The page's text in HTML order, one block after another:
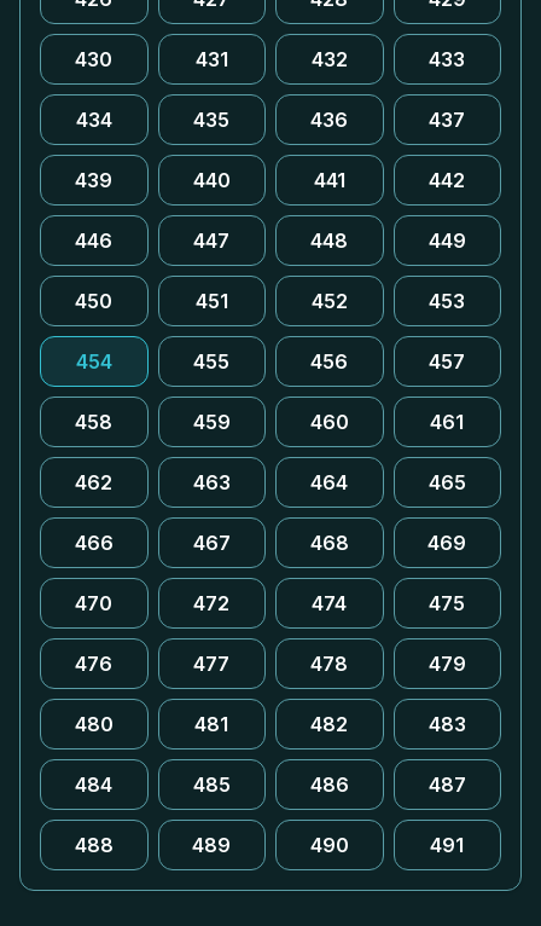
430 431 432 433
434 435 436 437
439 440 441 442
446 447 448 449
450 451 452 453
454 455 456 457
458 459 460 461
462 463 464 465
466 467 468 469
470 472 474 475
476 477 478 479
480 481 482 483
484 485 486 487
488 489 490 491